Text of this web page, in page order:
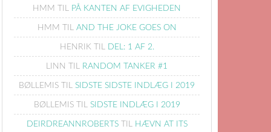
HMM TIL PÅ KANTEN AF EVIGHEDEN
HMM TIL AND THE JOKE GOES ON
HENRIKTIL DEL: 1 AF 2.
LINN TIL RANDOM TANKER #1
BØLLEMIS TIL SIDSTE SIDSTE INDLÆG I 2019
BØLLEMISTIL SIDSTE INDLÆG I 2019
DEIRDREANNROBERTSTIL HÆVN AT ITS